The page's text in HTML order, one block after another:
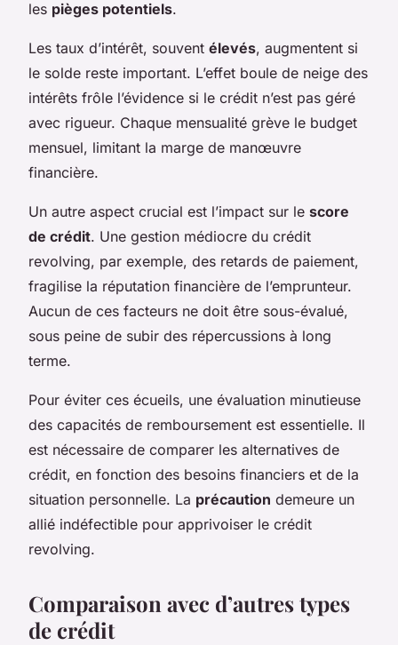
les pièges potentiels.
Les taux d’intérêt, souvent élevés, augmentent si
le solde reste important. L’effet boule de neige des
intérêts frôle l’évidence si le crédit n’est pas géré
avec rigueur. Chaque mensualité grève le budget
mensuel, limitant la marge de manœuvre
financière.
Un autre aspect crucial est l’impact sur le score
de crédit. Une gestion médiocre du crédit
revolving, par exemple, des retards de paiement,
fragilise la réputation financière de l’emprunteur.
Aucun de ces facteurs ne doit être sous-évalué,
sous peine de subir des répercussions à long
terme.
Pour éviter ces écueils, une évaluation minutieuse
des capacités de remboursement est essentielle. Il
est nécessaire de comparer les alternatives de
crédit, en fonction des besoins financiers et de la
situation personnelle. La précaution demeure un
allié indéfectible pour apprivoiser le crédit
revolving.
Comparaison avec d’autres types
de crédit